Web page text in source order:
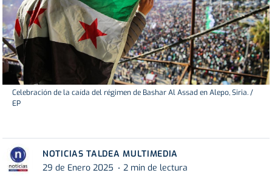
Celebración de la caída del régimen de Bashar Al Assad en Alepo, Siria. /
EP
NOTICIAS TALDEA MULTIMEDIA
29 de Enero 2025
2 min de lectura